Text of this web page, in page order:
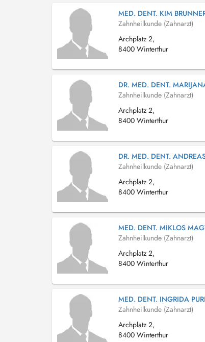
MED. DENT. KIM
Zahnheilkunde (Zahnarzt)
Archplatz 2,
8400 Winterthur
DR. MED. DENT.
Zahnheilkunde (Zahnarzt)
Archplatz 2,
8400 Winterthur
DR. MED. DENT.
Zahnheilkunde (Zahnarzt)
Archplatz 2,
8400 Winterthur
MED. DENT. MIKLOS
Zahnheilkunde (Zahnarzt)
Archplatz 2,
8400 Winterthur
MED. DENT. INGRIDA
Zahnheilkunde (Zahnarzt)
Archplatz 2,
8400 Winterthur